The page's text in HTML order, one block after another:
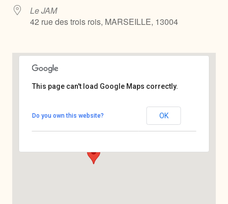
Le JAM
42 rue des trois rois, MARSEILLE, 13004
Voir Évènements
This page can't load Google Maps correctly.
Do you own this website? OK